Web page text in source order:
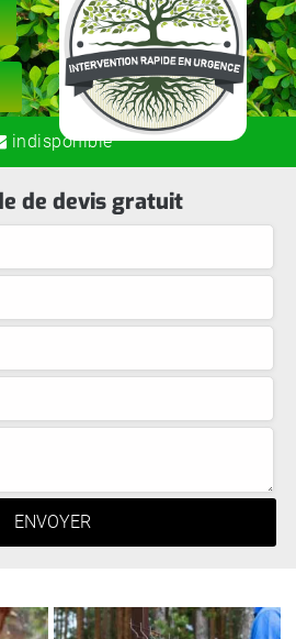
indisponible
de devis gratuit